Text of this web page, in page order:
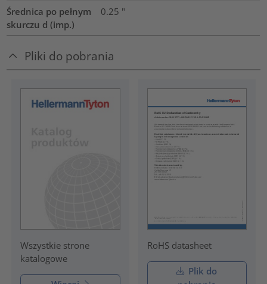
Średnica po pełnym
skurczu d (imp.)
0.25 "
Pliki do pobrania
Wszystkie strone
katalogowe
RoHS datasheet
Plik do